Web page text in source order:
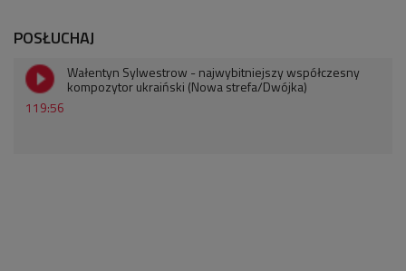
POSŁUCHAJ
119:56
Wałentyn Sylwestrow - najwybitniejszy współczesny
kompozytor ukraiński (Nowa strefa/Dwójka)